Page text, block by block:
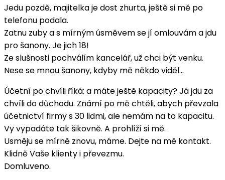
Jedu pozdě, majitelka je dost zhurta, ještě si mě po
telefonu podala.
Zatnu zuby a s mírným úsměvem se jí omlouvám a jdu
pro šanony. Je jich 18!
Ze slušnosti pochválím kancelář, už chci být venku.
Nese se mnou šanony, kdyby mě někdo viděl…
Účetní po chvíli říká: a máte ještě kapacity? Já jdu za
chvíli do důchodu. Známí po mě chtěli, abych převzala
účetnictví firmy s 30 lidmi, ale nemám na to kapacitu.
Vy vypadáte tak šikovně. A prohlíží si mě.
Usměju se mírně znovu, máme. Dejte na mě kontakt.
Klidně Vaše klienty i převezmu.
Domluveno.